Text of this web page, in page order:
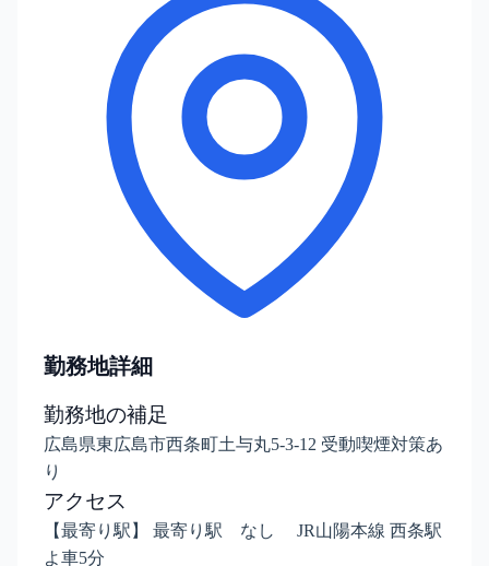
勤務地詳細
勤務地の補足
広島県東広島市西条町土与丸5-3-12 受動喫煙対策あ
り
アクセス
【最寄り駅】 最寄り駅 なし JR山陽本線 西条駅
よ車5分